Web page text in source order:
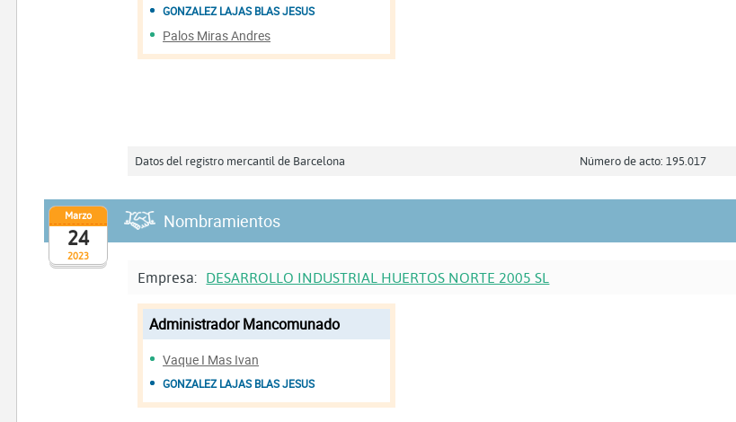
GONZALEZ LAJAS BLAS JESUS
Palos Miras Andres
Datos del registro mercantil de Barcelona Número de acto: 195.017
2023
Marzo
24
Nombramientos
Empresa: DESARROLLO INDUSTRIAL HUERTOS NORTE 2005 SL
Administrador Mancomunado
Vaque I Mas Ivan
GONZALEZ LAJAS BLAS JESUS